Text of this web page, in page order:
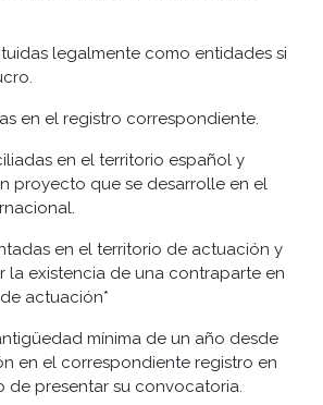
legalmente como entidades si
en el registro correspondiente.
en el territorio español y
proyecto que se desarrolle en el
en el territorio de actuación y
la existencia de una contraparte en
actuación*
mínima de un año desde
en el correspondiente registro en
de presentar su convocatoria.